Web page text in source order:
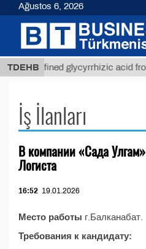
TDEHB
Unrefined glycyrrhizic acid
İş İlanları
В компании «Сада
Логиста
16:52 19.01.2026
Место работы г.Балканабат.
Требования к кандидату:
Ağustos 6, 2026